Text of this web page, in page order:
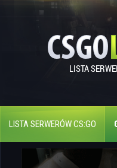
LISTA SERWERÓW CS:GO